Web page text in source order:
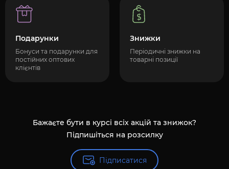
Подарунки
Бонуси та подарунки для
постійних оптових
клієнтів
Знижки
Періодичні знижки на
товарні позиції
Бажаєте бути в курсі всіх акцій та знижок?
Підпишіться на розсилку
Підписатися